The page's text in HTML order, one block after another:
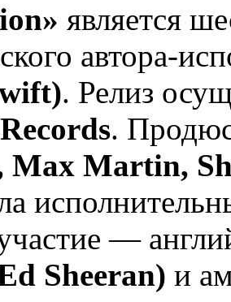
является
автора-
. Релиз
.
Max Martin,
—
Sheeran) и